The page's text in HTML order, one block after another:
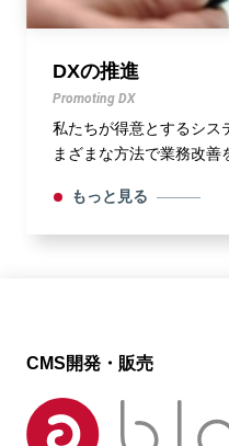
DXの推進
Promoting DX
私たちが得意とするシス
まざまな方法で業務改善
もっと見る
CMS開発・販売